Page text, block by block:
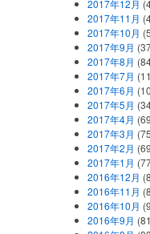
2017年12月
2017年11月
2017年10月
2017年9月
2017年8月
2017年7月
2017年6月
2017年5月
2017年4月
2017年3月
2017年2月
2017年1月
2016年12月
2016年11月
2016年10月
2016年9月